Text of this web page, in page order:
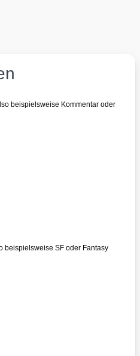
beispielsweise Kommentar oder
beispielsweise SF oder Fantasy